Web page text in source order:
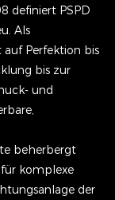
definiert PSPD
Als
auf Perfektion bis
bis zur
und
beherbergt
komplexe
der